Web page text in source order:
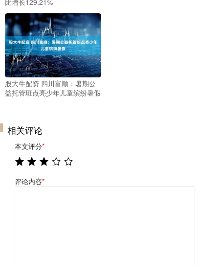
股大牛配资 四川富顺：暑期公
益托管班点亮少年儿童缤纷暑假
相关评论
本文评分*
评论内容*